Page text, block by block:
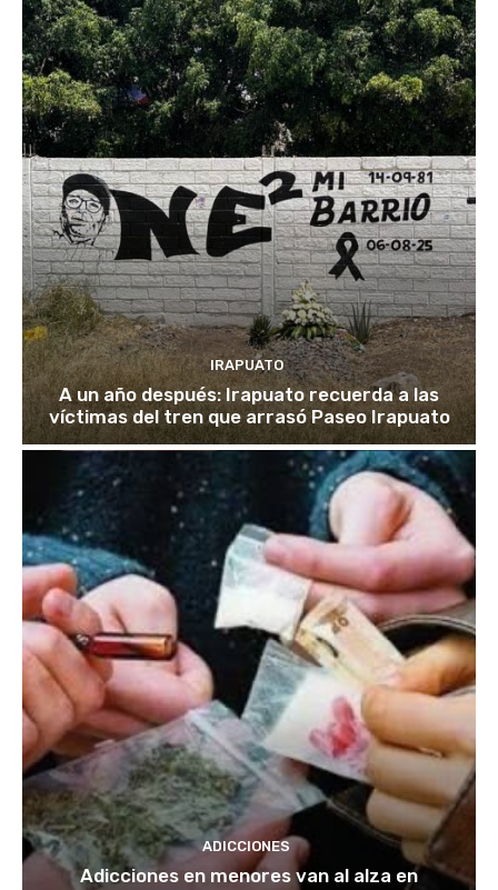
IRAPUATO
A un año después: Irapuato recuerda a las
víctimas del tren que arrasó Paseo Irapuato
ADICCIONES
Adicciones en menores van al alza en